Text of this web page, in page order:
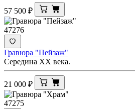
57 500 ₽
47276
Гравюра "Пейзаж"
Середина ХХ века.
21 000 ₽
47275